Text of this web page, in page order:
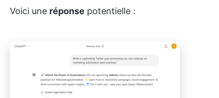
Voici une réponse potentielle :